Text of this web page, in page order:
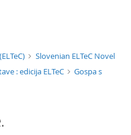
Slovenian ELTeC Novel
: edicija ELTeC
Gospa s